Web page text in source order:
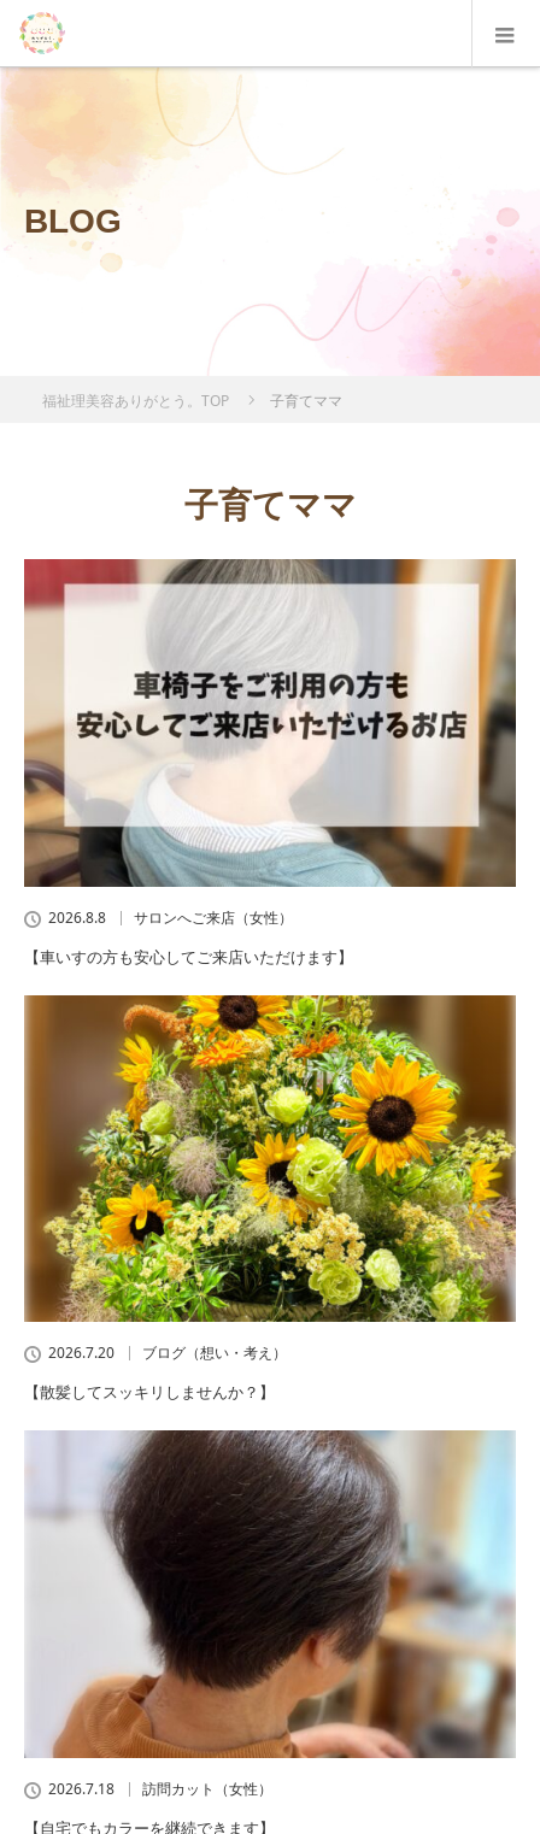
BLOG
福祉理美容ありがとう。TOP 子育てママ
子育てママ
2026.8.8 サロンへご来店（女性）
【車いすの方も安心してご来店いただけます】
2026.7.20 ブログ（想い・考え）
【散髪してスッキリしませんか？】
2026.7.18 訪問カット（女性）
【自宅でもカラーを継続できます】